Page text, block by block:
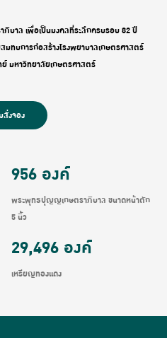
าล เพื่อเป็นมงคลที่ระลึกครบรอบ 82 ปี
ทบการก่อสร้างโรงพยาบาลเกษตรศาสตร์
มหาวิทยาลัยเกษตรศาสตร์
สั่งจอง
956 องค์
พระพุทธปุญญเกษตราภิบาล ขนาดหน้าตัก
5 นิ้ว
29,496 องค์
เหรียญทองแดง